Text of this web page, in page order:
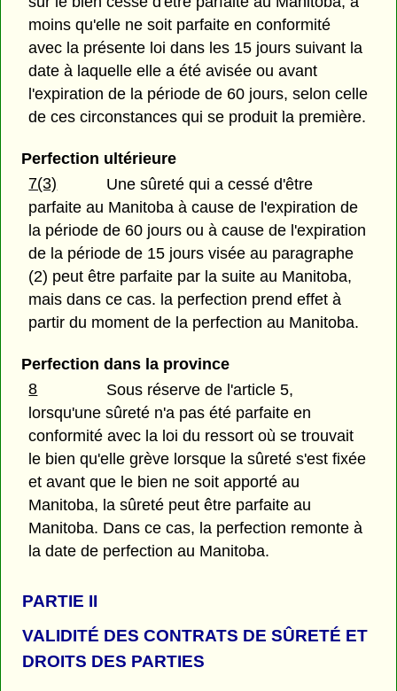
moins qu'elle ne soit parfaite en conformité
avec la présente loi dans les 15 jours suivant la
date à laquelle elle a été avisée ou avant
l'expiration de la période de 60 jours, selon celle
de ces circonstances qui se produit la première.
Perfection ultérieure
7(3)
Une sûreté qui a cessé d'être
parfaite au Manitoba à cause de l'expiration de
la période de 60 jours ou à cause de l'expiration
de la période de 15 jours visée au paragraphe
(2) peut être parfaite par la suite au Manitoba,
mais dans ce cas. la perfection prend effet à
partir du moment de la perfection au Manitoba.
Perfection dans la province
8
Sous réserve de l'article 5,
lorsqu'une sûreté n'a pas été parfaite en
conformité avec la loi du ressort où se trouvait
le bien qu'elle grève lorsque la sûreté s'est fixée
et avant que le bien ne soit apporté au
Manitoba, la sûreté peut être parfaite au
Manitoba. Dans ce cas, la perfection remonte à
la date de perfection au Manitoba.
PARTIE II
VALIDITÉ DES CONTRATS DE SÛRETÉ ET
DROITS DES PARTIES